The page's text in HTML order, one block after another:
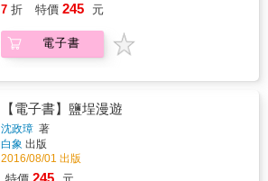
7 折 特價 245 元
電子書
【電子書】鹽埕漫遊
沈政璋 著
白象 出版
2016/08/01 出版